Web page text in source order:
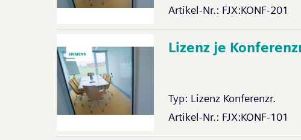
Artikel-Nr.: FJX:KONF-201
Lizenz je
Typ: Lizenz Konferenzr.
Artikel-Nr.: FJX:KONF-101